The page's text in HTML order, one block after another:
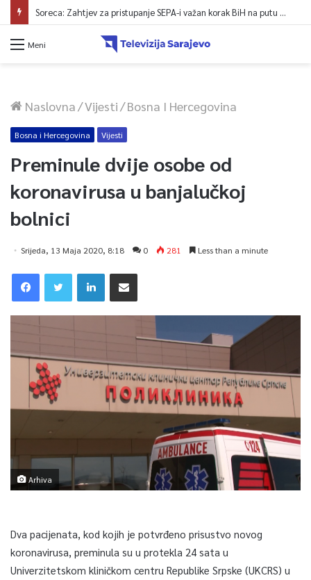
Soreca: Zahtjev za pristupanje SEPA-i važan korak BiH na putu ka EU
Meni
Naslovna/Vijesti/Bosna I Hercegovina
Bosna i Hercegovina Vijesti
Preminule dvije osobe od
koronavirusa u banjalučkoj
bolnici
Srijeda, 13 Maja 2020, 8:18 0 281 Less than a minute
Arhiva
Dva pacijenata, kod kojih je potvrđeno prisustvo novog
koronavirusa, preminula su u protekla 24 sata u
Univerzitetskom kliničkom centru Republike Srpske (UKCRS) u